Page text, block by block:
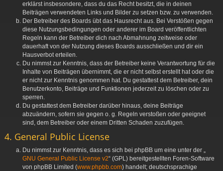
erklärst insbesondere, dass du das Recht besitzt, die in deinen
Beiträgen verwendeten Links und Bilder zu setzen bzw. zu verwenden.
Der Betreiber des Boards übt das Hausrecht aus. Bei Verstößen gegen
diese Nutzungsbedingungen oder anderer im Board veröffentlichten
Regeln kann der Betreiber dich nach Abmahnung zeitweise oder
dauerhaft von der Nutzung dieses Boards ausschließen und dir ein
Hausverbot erteilen.
Du nimmst zur Kenntnis, dass der Betreiber keine Verantwortung für die
Inhalte von Beiträgen übernimmt, die er nicht selbst erstellt hat oder die
er nicht zur Kenntnis genommen hat. Du gestattest dem Betreiber, dein
Benutzerkonto, Beiträge und Funktionen jederzeit zu löschen oder zu
sperren.
Du gestattest dem Betreiber darüber hinaus, deine Beiträge
abzuändern, sofern sie gegen o. g. Regeln verstoßen oder geeignet
sind, dem Betreiber oder einem Dritten Schaden zuzufügen.
4. General Public License
Du nimmst zur Kenntnis, dass es sich bei phpBB um eine unter der „
GNU General Public License v2“ (GPL) bereitgestellten Foren-Software
von phpBB Limited (www.phpbb.com) handelt; deutschsprachige